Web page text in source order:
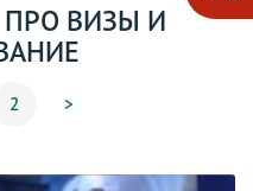
ВИЗЫ И
2 >